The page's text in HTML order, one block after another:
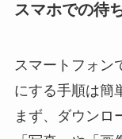
スマホでの待
スマートフォン
にする手順は簡
まず、ダウンロ